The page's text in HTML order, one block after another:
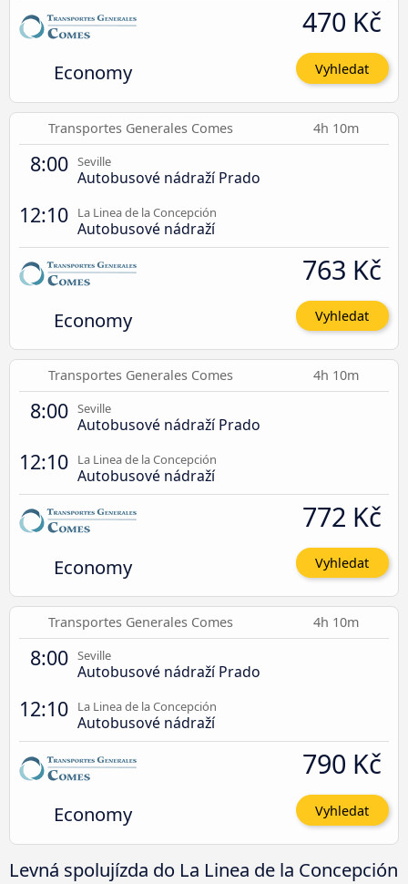
Economy
470 Kč
Vyhledat
Transportes Generales Comes 4h 10m
8:00 Seville
Autobusové nádraží Prado
12:10 La Linea de la Concepción
Autobusové nádraží
Economy
763 Kč
Vyhledat
Transportes Generales Comes 4h 10m
8:00 Seville
Autobusové nádraží Prado
12:10 La Linea de la Concepción
Autobusové nádraží
Economy
772 Kč
Vyhledat
Transportes Generales Comes 4h 10m
8:00 Seville
Autobusové nádraží Prado
12:10 La Linea de la Concepción
Autobusové nádraží
Economy
790 Kč
Vyhledat
Levná spolujízda do La Linea de la Concepción